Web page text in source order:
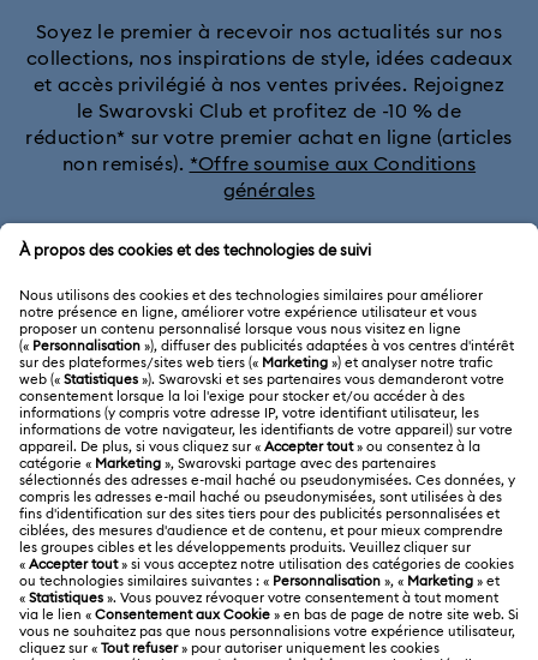
Soyez le premier à recevoir nos actualités sur nos
collections, nos inspirations de style, idées cadeaux
et accès privilégié à nos ventes privées. Rejoignez
le Swarovski Club et profitez de -10 % de
réduction* sur votre premier achat en ligne (articles
non remisés). *Offre soumise aux Conditions
générales
Rejoignez le club
SERVICE CLIENTÈLE
Aperçu du service clientèle
Solde de la carte cadeau
Statut de réparation
Contactez-Nous
A PROPOS
À propos de Swarovski
Emploi & Carrières
Alumni Community
MENTIONS LÉGALES
Conditions D’Utilisation